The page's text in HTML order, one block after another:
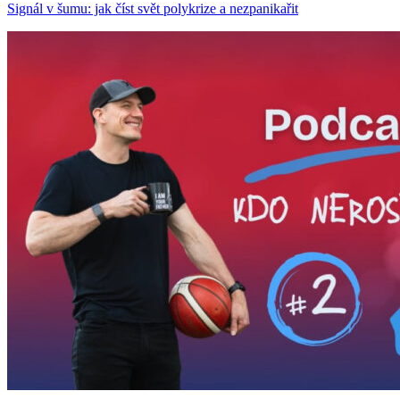
Signál v šumu: jak číst svět polykrize a nezpanikařit